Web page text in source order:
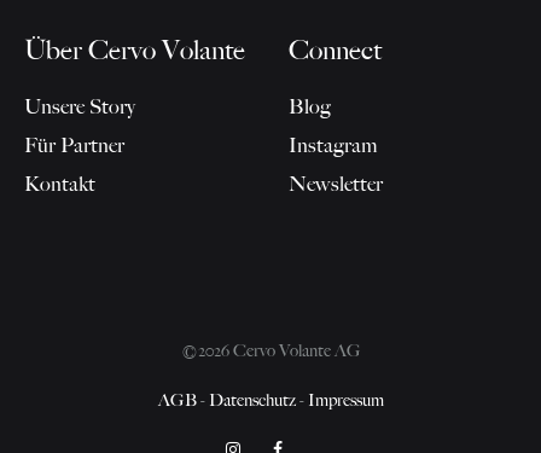
Über Cervo Volante
Unsere Story
Für Partner
Kontakt
Connect
Blog
Instagram
Newsletter
InstagramFacebook
©2026 Cervo Volante AG
AGB- Datenschutz- Impressum